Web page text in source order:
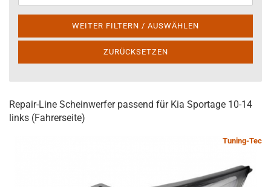
WEITER FILTERN / AUSWÄHLEN
ZURÜCKSETZEN
Repair-Line Scheinwerfer passend für Kia Sportage 10-14
links (Fahrerseite)
Tuning-Tec